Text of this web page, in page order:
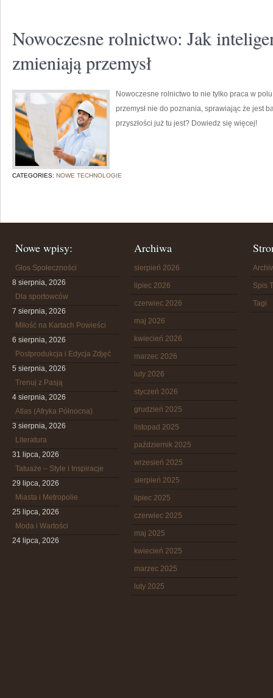
Nowoczesne rolnictwo: Jak
zmieniają przemysł
Nowoczesne rolnictwo to nie tylko praca w
przemysł nie do poznania, sprawiając że jest
przyszłości już tu jest? Dowiedz się więcej!
CATEGORIES: NOWE TECHNOLOGIE
Nowe wpisy:
Głos Społeczności
8 sierpnia, 2026
Dla sportowców
7 sierpnia, 2026
Miłość na Kartach Powieści
6 sierpnia, 2026
Postprodukcja i Edycja Zdjęć
5 sierpnia, 2026
Trenuj z Pasją
4 sierpnia, 2026
Atlas (Afryka Północna)
3 sierpnia, 2026
Literatura
31 lipca, 2026
Tatuaże – Style i Inspiracje
29 lipca, 2026
Miasta i Metropolie
25 lipca, 2026
Moda i Wartości
24 lipca, 2026
Archiwa
sierpień 2026
lipiec 2026
czerwiec 2026
maj 2026
kwiecień 2026
marzec 2026
luty 2026
styczeń 2026
grudzień 2025
listopad 2025
październik 2025
wrzesień 2025
sierpień 2025
lipiec 2025
czerwiec 2025
maj 2025
kwiecień 2025
marzec 2025
luty 2025
Spis
Tagi